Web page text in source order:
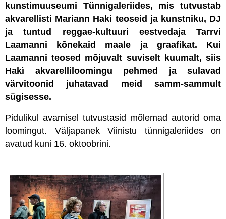
kunstimuuseumi Tünnigaleriides, mis tutvustab
akvarellisti Mariann Haki teoseid ja kunstniku, DJ
ja tuntud reggae-kultuuri eestvedaja Tarrvi
Laamanni kõnekaid maale ja graafikat. Kui
Laamanni teosed mõjuvalt suviselt kuumalt, siis
Hakì akvarelliloomingu pehmed ja sulavad
värvitoonid juhatavad meid samm-sammult
sügisesse.
Pidulikul avamisel tutvustasid mõlemad autorid oma
loomingut. Väljapanek Viinistu tünnigaleriides on
avatud kuni 16. oktoobrini.